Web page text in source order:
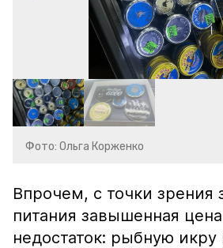
Фото: Ольга Корженко
Впрочем, с точки зрения
питания завышенная
недостаток: рыбную икру